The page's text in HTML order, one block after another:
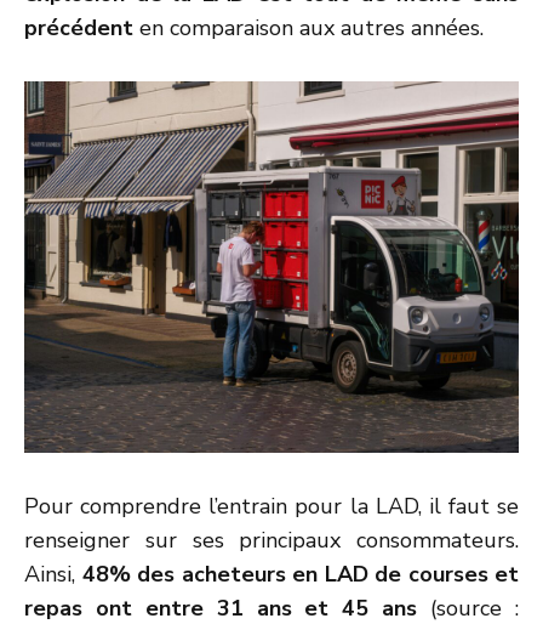
précédent en comparaison aux autres années.
Pour comprendre l’entrain pour la LAD, il faut se
renseigner sur ses principaux consommateurs.
Ainsi, 48% des acheteurs en LAD de courses et
repas ont entre 31 ans et 45 ans (source :